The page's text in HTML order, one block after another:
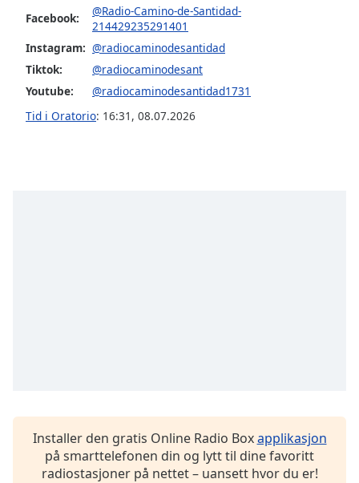
Font
Done
Close
Facebook:
@Radio-Camino-de-Santidad-
214429235291401
Instagram: @radiocaminodesantidad
Tiktok:
@radiocaminodesant
Youtube:
@radiocaminodesantidad1731
Tid i Oratorio: 16:31 , 08.07.2026
Installer den gratis Online Radio Boxapplikasjon
på smarttelefonen din og lytt til dine favoritt
radiostasjoner på nettet – uansett hvor du er!